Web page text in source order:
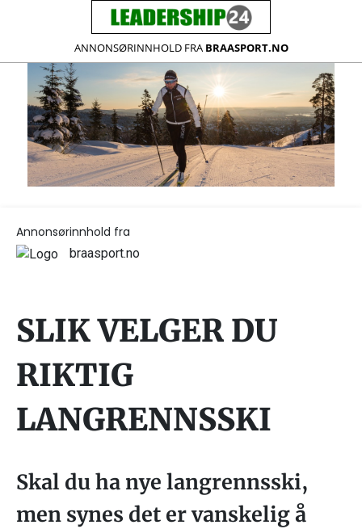
ANNONSØRINNHOLD FRA BRAASPORT.NO
Annonsørinnhold fra
braasport.no
SLIK VELGER DU
RIKTIG
LANGRENNSSKI
Skal du ha nye langrennsski,
men synes det er vanskelig å